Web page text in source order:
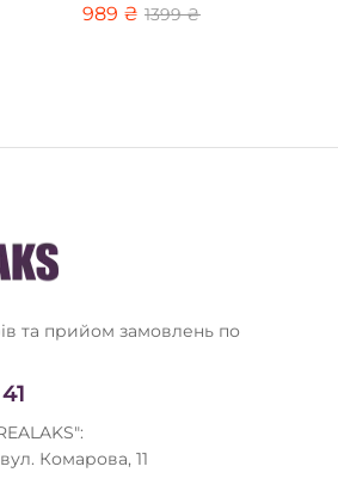
989 ₴ 1399₴
та прийом замовлень по
Комарова, 11